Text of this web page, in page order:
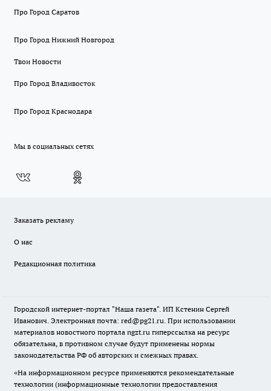
Про Город Саратов
Про Город Нижний Новгород
Твои Новости
Про Город Владивосток
Про Город Краснодара
Мы в социальных сетях
Заказать рекламу
О нас
Редакционная политика
Городской интернет-портал "Наша газета". ИП Кстенин Сергей
Иванович. Электронная почта: red@pg21.ru. При использовании
материалов новостного портала ngzt.ru гиперссылка на ресурс
обязательна, в противном случае будут применены нормы
законодательства РФ об авторских и смежных правах.
«На информационном ресурсе применяются рекомендательные
технологии (информационные технологии предоставления